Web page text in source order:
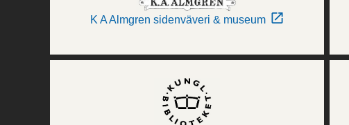
K A Almgren sidenväveri & museum